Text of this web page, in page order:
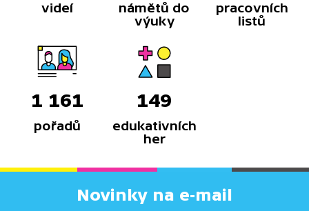
videí
námětů do
výuky
pracovních
listů
1 161
pořadů
149
edukativních
her
Novinky na e-mail